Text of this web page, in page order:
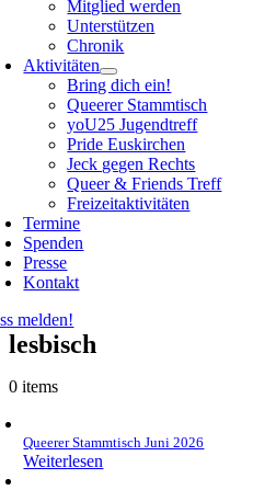
Mitglied werden
Unterstützen
Chronik
Aktivitäten
Bring dich ein!
Queerer Stammtisch
yoU25 Jugendtreff
Pride Euskirchen
Jeck gegen Rechts
Queer & Friends Treff
Freizeitaktivitäten
Termine
Spenden
Presse
Kontakt
melden!
lesbisch
0 items
Queerer Stammtisch Juni 2026
Weiterlesen